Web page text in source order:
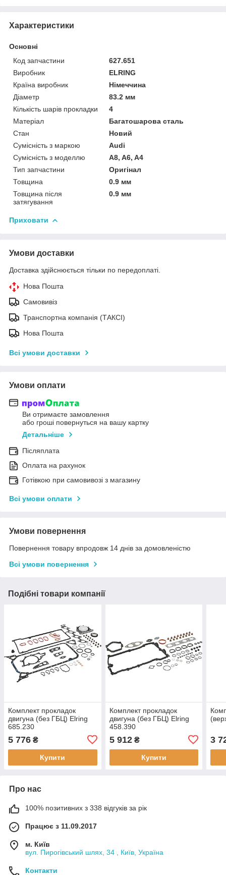
Характеристики
Основні
Код запчастини
627.651
Виробник
ELRING
Країна виробник
Німеччина
Діаметр
83.2 мм
Кількість шарів прокладки
4
Матеріал
Багатошарова сталь
Стан
Новий
Сумісність з маркою
Audi
Сумісність з моделлю
A8, A6, A4
Тип запчастини
Оригінал
Товщина
0.9 мм
Товщина після
затягування
0.9 мм
Приховати
Умови доставки
Доставка здійснюється тільки по передоплаті.
Нова Пошта
Самовивіз
Транспортна компанія (ТАКСІ)
Нова Пошта
Всі умови доставки
Умови оплати
Ви отримаєте замовлення
або гроші повернуться на вашу картку
Детальніше
Післяплата
Оплата на рахунок
Готівкою при самовивозі з магазину
Всі умови оплати
Умови повернення
Повернення товару впродовж 14 днів за домовленістю
Всі умови повернення
Подібні товари компанії
Комплект прокладок
двигуна (без ГБЦ) Elring
685.230
5 776 ₴
Купити
Комплект прокладок
двигуна (без ГБЦ) Elring
458.390
5 912₴
Купити
3
Про нас
100% позитивних з 338 відгуків за рік
Працює з 11.09.2017
м. Київ
вул. Пирогівський шлях, 34 , Київ, Україна
Контакти